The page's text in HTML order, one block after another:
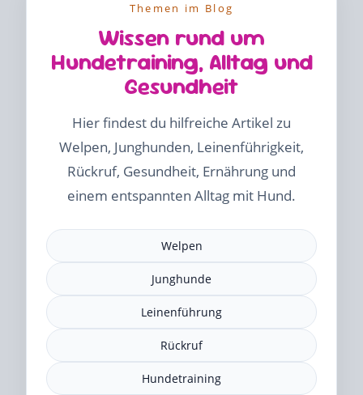
Themen im Blog
Wissen rund um
Hundetraining, Alltag und
Gesundheit
Hier findest du hilfreiche Artikel zu
Welpen, Junghunden, Leinenführigkeit,
Rückruf, Gesundheit, Ernährung und
einem entspannten Alltag mit Hund.
Welpen
Junghunde
Leinenführung
Rückruf
Hundetraining